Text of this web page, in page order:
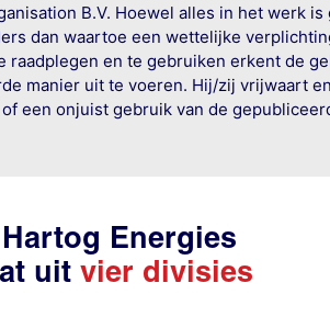
B.V. Hoewel alles in het werk
dan waartoe een wettelijke
en te gebruiken erkent de
manier uit te voeren. Hij/zij vrijwaart
een onjuist gebruik van de
Energies
uit vier divisies